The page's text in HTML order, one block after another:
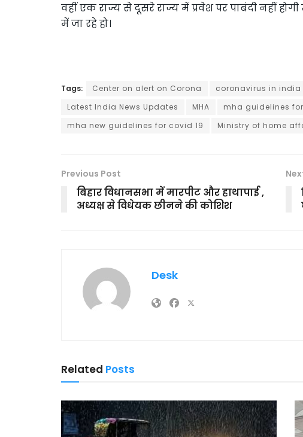
वहीं एक राज्य से दूसरे राज्य में प्रवेश पर पाबंदी नहीं
में जा रहे हो।
Tags: Center on alert on Corona coronavirus in india
Latest India News Updates
MHA mha guidelines
mha new guidelines for covid 19
Ministry of home
Previous Post
बिहार विधानसभा में मारपीट और हाथापाई ,
अध्यक्ष से विधेयक छीनने की कोशिश
Desk
Related Posts